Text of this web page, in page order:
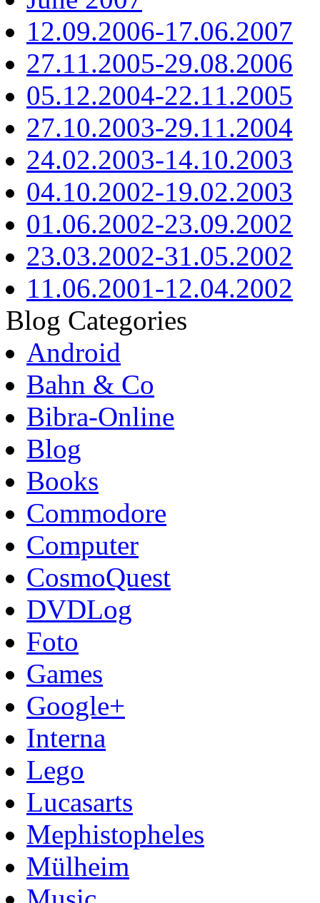
12.09.2006-17.06.2007
27.11.2005-29.08.2006
05.12.2004-22.11.2005
27.10.2003-29.11.2004
24.02.2003-14.10.2003
04.10.2002-19.02.2003
01.06.2002-23.09.2002
23.03.2002-31.05.2002
11.06.2001-12.04.2002
Blog Categories
Android
Bahn & Co
Bibra-Online
Blog
Books
Commodore
Computer
CosmoQuest
DVDLog
Foto
Games
Google+
Interna
Lego
Lucasarts
Mephistopheles
Mülheim